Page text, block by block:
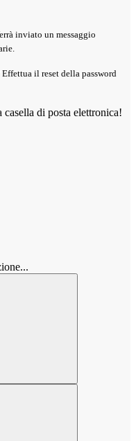
inviato un messaggio
il reset della password
di posta elettronica!